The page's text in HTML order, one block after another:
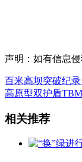
声明：如有信息
百米高坝突破纪
高原型双护盾
相关推荐